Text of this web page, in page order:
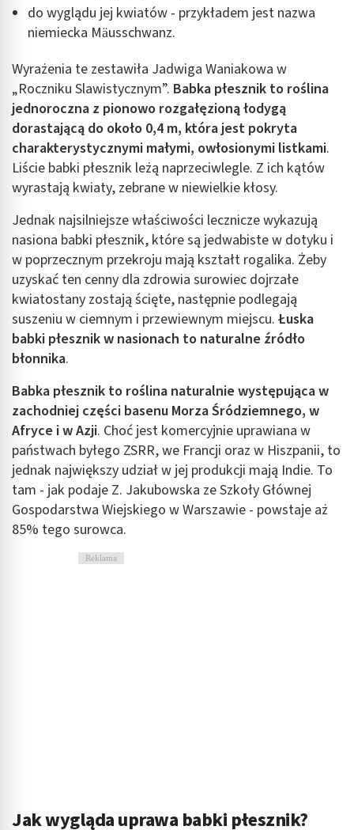
do wyglądu jej kwiatów - przykładem jest nazwa
niemiecka Mäusschwanz.
Wyrażenia te zestawiła Jadwiga Waniakowa w
„Roczniku Slawistycznym”. Babka płesznik to roślina
jednoroczna z pionowo rozgałęzioną łodygą
dorastającą do około 0,4 m, która jest pokryta
charakterystycznymi małymi, owłosionymi listkami.
Liście babki płesznik leżą naprzeciwlegle. Z ich kątów
wyrastają kwiaty, zebrane w niewielkie kłosy.
Jednak najsilniejsze właściwości lecznicze wykazują
nasiona babki płesznik, które są jedwabiste w dotyku i
w poprzecznym przekroju mają kształt rogalika. Żeby
uzyskać ten cenny dla zdrowia surowiec dojrzałe
kwiatostany zostają ścięte, następnie podlegają
suszeniu w ciemnym i przewiewnym miejscu. Łuska
babki płesznik w nasionach to naturalne źródło
błonnika.
Babka płesznik to roślina naturalnie występująca w
zachodniej części basenu Morza Śródziemnego, w
Afryce i w Azji. Choć jest komercyjnie uprawiana w
państwach byłego ZSRR, we Francji oraz w Hiszpanii, to
jednak największy udział w jej produkcji mają Indie. To
tam - jak podaje Z. Jakubowska ze Szkoły Głównej
Gospodarstwa Wiejskiego w Warszawie - powstaje aż
85% tego surowca.
Reklama
Jak wygląda uprawa babki płesznik?